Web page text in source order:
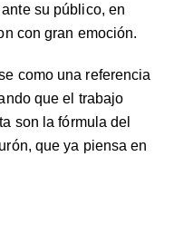
su público, en
con gran emoción.
como una referencia
que el trabajo
son la fórmula del
que ya piensa en